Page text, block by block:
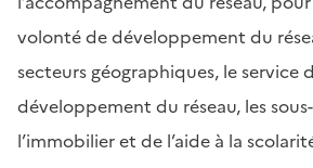
volonté de développement du
secteurs géographiques, le service
développement du réseau, les
l’immobilier et de l’aide à la